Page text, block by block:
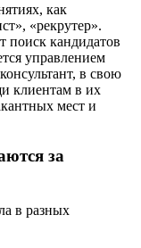
как
«рекрутер».
поиск кандидатов
управлением
в свою
клиентам в их
мест и
за
в разных